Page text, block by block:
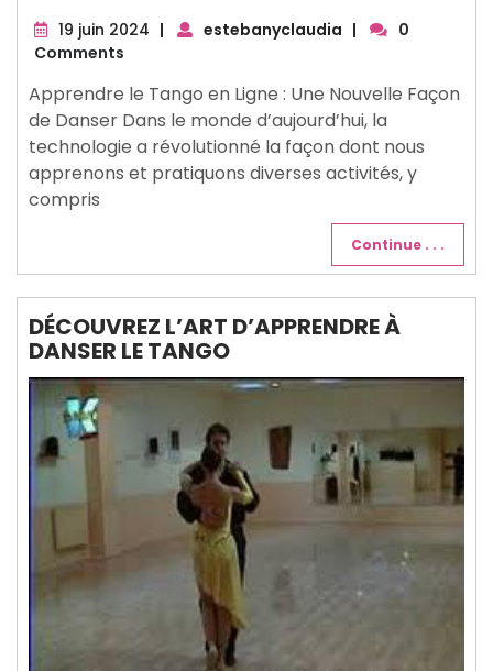
19 juin 2024 19| estebanyclaudia |
0
Comments
Apprendre le Tango en Ligne : Une Nouvelle Façon
de Danser Dans le monde d’aujourd’hui, la
technologie a révolutionné la façon dont nous
apprenons et pratiquons diverses activités, y
compris
Continue . . .
DÉCOUVREZ L’ART D’APPRENDRE À
DANSER LE TANGO